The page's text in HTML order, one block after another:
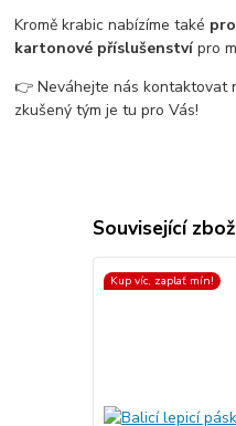
Kromě krabic nabízíme také
kartonové příslušenstvípro
👉 Neváhejte nás kontaktovat
zkušený tým je tu pro Vás!
Související
Kup víc, zaplať mín!